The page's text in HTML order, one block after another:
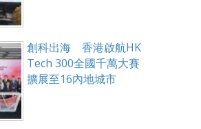
創科出海 香港啟航HK
Tech 300全國千萬大賽
擴展至16內地城市